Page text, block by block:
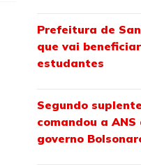
Prefeitura de
que vai
estudantes
Segundo
comandou a
governo